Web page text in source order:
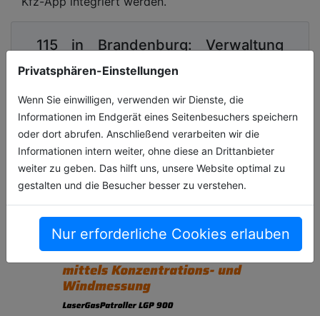
Privatsphären-Einstellungen
Wenn Sie einwilligen, verwenden wir Dienste, die
Informationen im Endgerät eines Seitenbesuchers speichern
oder dort abrufen. Anschließend verarbeiten wir die
Informationen intern weiter, ohne diese an Drittanbieter
weiter zu geben. Das hilft uns, unsere Website optimal zu
gestalten und die Besucher besser zu verstehen.
Nur erforderliche Cookies erlauben
115 in Brandenburg: Verwaltung
jetzt noch einfacher erreichbar
entwickelt sich in Brandenburg weiterhin sehr
erfolgreich und ist ein wichtiger Baustein für
eine moderne und bürgernahe Verwaltung.
01.06.2026, Lesezeit ca. 2 Minuten